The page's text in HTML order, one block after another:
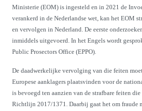
Ministerie (EOM) is ingesteld en in 2021 de
verankerd in de Nederlandse wet, kan het EOM
en vervolgen in Nederland. De eerste
inmiddels uitgevoerd. In het Engels wordt
Public Prosectors Office (EPPO).
De daadwerkelijke vervolging van die feiten
Europese aanklagers plaatsvinden voor de
is bevoegd ten aanzien van de strafbare feiten
Richtlijn 2017/1371. Daarbij gaat het om fraude